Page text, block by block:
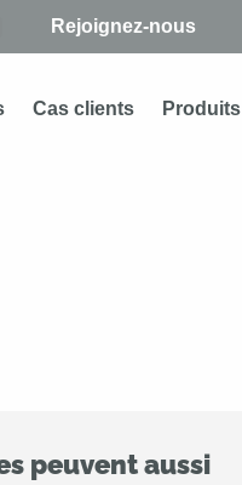
Rejoignez-nous
Cas clients Produits
peuvent aussi